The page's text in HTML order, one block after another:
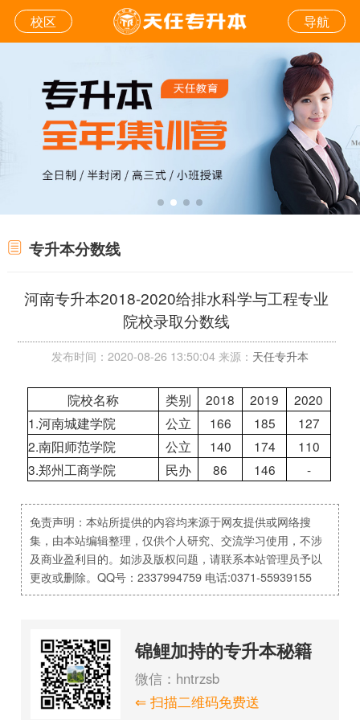
校区 导航
专升本分数线
河南专升本2018-2020给排水科学与工程专业
院校录取分数线
发布时间：2020-08-26 13:50:04 来源： 天任专升本
院校名称 类别 2018 2019
2020
1.河南城建学院
公立 166 185
127
2.南阳师范学院
公立 140 174
110
3.郑州工商学院
民办 86 146 -
免责声明：本站所提供的内容均来源于网友提供或网络搜
集，由本站编辑整理，仅供个人研究、交流学习使用，不涉
及商业盈利目的。如涉及版权问题，请联系本站管理员予以
更改或删除。QQ号：2337994759 电话:0371-55939155
锦鲤加持的专升本秘籍
微信：hntrzsb
⇐ 扫描二维码免费送